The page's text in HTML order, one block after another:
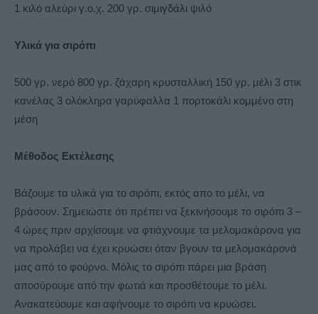
1 κιλό αλεύρι γ.ο.χ. 200 γρ. σιμιγδάλι ψιλό
Υλικά για σιρόπι
500 γρ. νερό 800 γρ. ζάχαρη κρυσταλλική 150 γρ. μέλι 3 στικ
κανέλας 3 ολόκληρα γαρύφαλλα 1 πορτοκάλι κομμένο στη
μέση
Μέθοδος Εκτέλεσης
Βάζουμε τα υλικά για το σιρόπι, εκτός απο το μέλι, να
βράσουν. Σημειώστε ότι πρέπει να ξεκινήσουμε το σιρόπι 3 –
4 ώρες πριν αρχίσουμε να φτιάχνουμε τα μελομακάρονα για
να προλάβει να έχει κρυώσει όταν βγουν τα μελομακάρονά
μας από το φούρνο. Μόλις το σιρόπι πάρει μια βράση
αποσύρουμε από την φωτιά και προσθέτουμε το μέλι.
Ανακατεύουμε και αφήνουμε το σιρόπι να κρυώσει.